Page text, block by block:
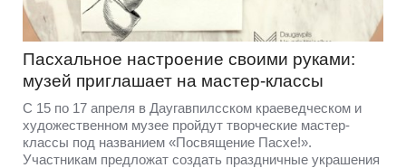
Пасхальное настроение своими руками:
музей приглашает на мастер-классы
С 15 по 17 апреля в Даугавпилсском краеведческом и
художественном музее пройдут творческие мастер-
классы под названием «Посвящение Пасхе!».
Участникам предложат создать праздничные украшения